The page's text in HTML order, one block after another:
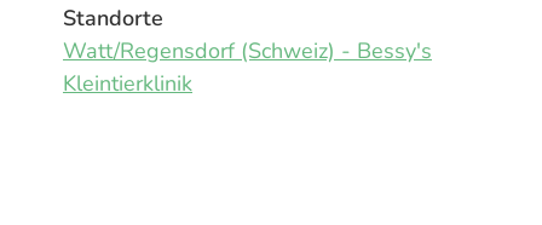
Standorte
Watt/Regensdorf (Schweiz) - Bessy's
Kleintierklinik